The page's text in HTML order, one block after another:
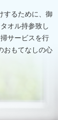
するために、御
オル持参致し
サービスを行
おもてなしの心